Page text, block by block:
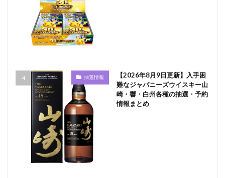
抽選情報
【2026年8月9日更新】入手困
難なジャパニーズウイスキー山
崎・響・白州各種の抽選・予約
情報まとめ